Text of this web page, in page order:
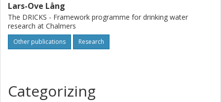
Lars-Ove Lång
The DRICKS - Framework programme for drinking water
research at Chalmers
Other publications Research
Categorizing